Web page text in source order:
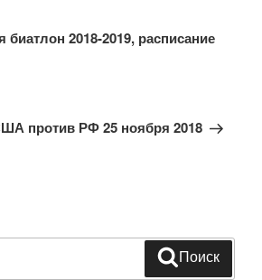
биатлон 2018-2019, расписание
против РФ 25 ноября 2018
Поиск